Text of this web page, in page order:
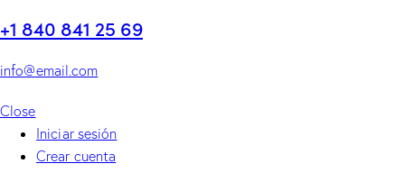
+1 840 841 25 69
info@email.com
Close
Iniciar sesión
Crear cuenta